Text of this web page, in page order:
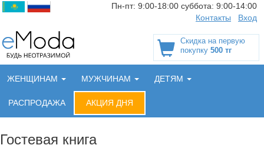
Пн-пт: 9:00-18:00 суббота: 9:00-14:00
Контакты
Вход
Скидка на первую
покупку 500 тг
ЖЕНЩИНАМ МУЖЧИНАМ ДЕТЯМ
РАСПРОДАЖА АКЦИЯ ДНЯ
Гостевая книга